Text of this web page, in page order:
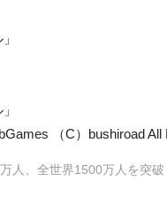
（C）bushiroad
人、全世界1500万人を突破